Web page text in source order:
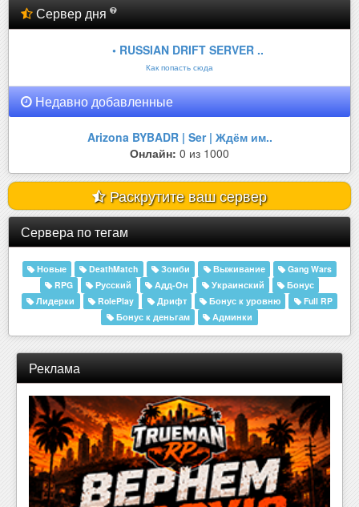
Сервер дня
• RUSSIAN DRIFT SERVER ..
Как попасть сюда
Недавно добавленные
Arizona BYBADR | Ser | Ждём им..
Онлайн: 0 из 1000
Раскрутите ваш сервер
Сервера по тегам
Новые DeathMatch Зомби Выживание
Gang Wars
RPG
Русский Адд-Он Украинский
Бонус
Лидерки
RolePlay Дрифт Бонус к уровню
Full RP
Бонус к деньгам
Админки
Реклама